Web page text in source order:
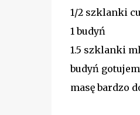
1/2 szklanki
1 budyń
1.5 szklanki
budyń
masę bardzo